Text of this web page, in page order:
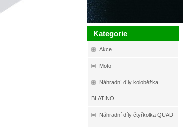
Kategorie
Akce
Moto
Náhradní díly koloběžka
BLATINO
Náhradní díly čtyřkolka QUAD